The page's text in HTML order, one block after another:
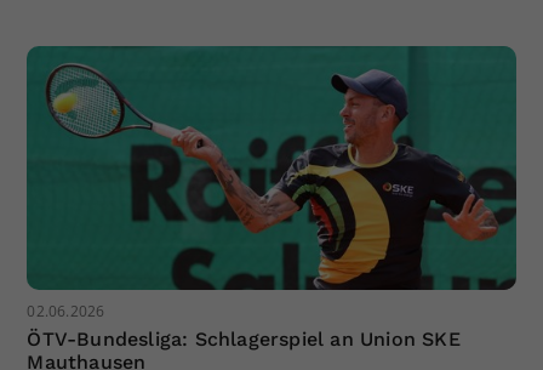
02.06.2026
ÖTV-Bundesliga: Schlagerspiel an Union SKE
Mauthausen
Zweck
zufällig generierte ID, für die
historische Speicherung Ihrer
vorgenommen Einstellungen, falls der
Webseiten-Betreiber dies eingestellt
hat.